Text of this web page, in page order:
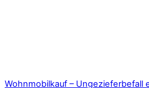
Wohnmobilkauf – Ungezieferbefall